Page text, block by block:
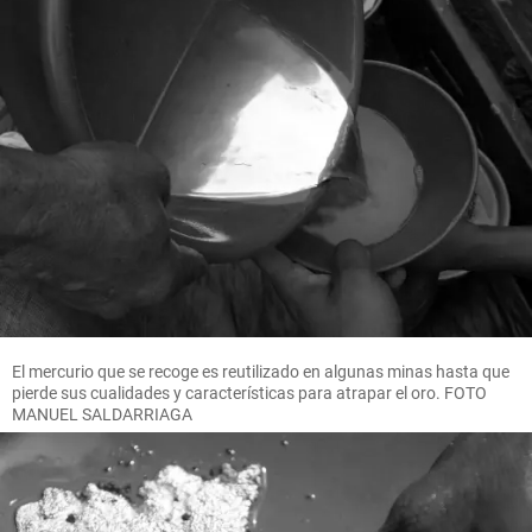
El mercurio que se recoge es reutilizado en algunas minas hasta que
pierde sus cualidades y características para atrapar el oro. FOTO
MANUEL SALDARRIAGA